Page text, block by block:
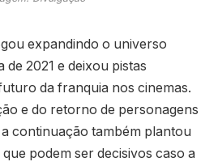
expandindo o universo
2021 e deixou pistas
da franquia nos cinemas.
e do retorno de personagens
continuação também plantou
podem ser decisivos caso a